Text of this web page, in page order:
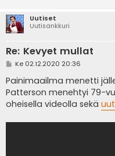
Uutiset
Uutisankkuri
Re: Kevyet mullat
V
e
s
t
i
Ke 02.12.2020 20:36
Painimaailma menetti
Patterson menehtyi 79-
oheisella videolla sekä